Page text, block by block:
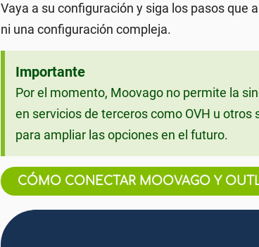
Vaya a su configuración y siga los pasos que
ni una configuración compleja.
Importante
Por el momento, Moovago no permite la
en servicios de terceros como OVH u
para ampliar las opciones en el futuro.
CÓMO CONECTAR MOOVAGO Y